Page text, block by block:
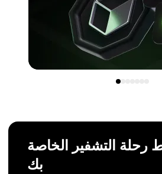
رحلة التشفير الخاصة
بك